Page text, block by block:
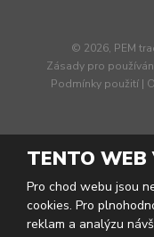
© 2026, PEM
Zásady pro
Podmínky použití |
zásady ochrany
TENTO WEB
Pro chod webu jsou
cookies. Pro
reklam a analýzu